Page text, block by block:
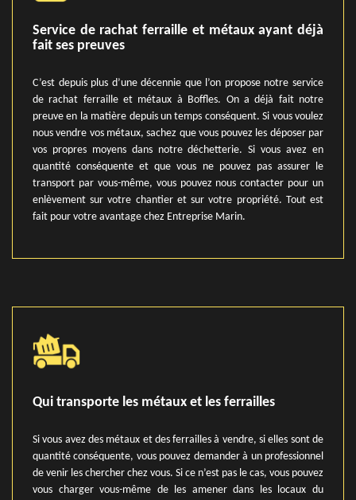
Service de rachat ferraille et métaux ayant déjà
fait ses preuves
C’est depuis plus d’une décennie que l’on propose notre service
de rachat ferraille et métaux à Boffles. On a déjà fait notre
preuve en la matière depuis un temps conséquent. Si vous voulez
nous vendre vos métaux, sachez que vous pouvez les déposer par
vos propres moyens dans notre déchetterie. Si vous avez en
quantité conséquente et que vous ne pouvez pas assurer le
transport par vous-même, vous pouvez nous contacter pour un
enlèvement sur votre chantier et sur votre propriété. Tout est
fait pour votre avantage chez Entreprise Marin.
Qui transporte les métaux et les ferrailles
Si vous avez des métaux et des ferrailles à vendre, si elles sont de
quantité conséquente, vous pouvez demander à un professionnel
de venir les chercher chez vous. Si ce n’est pas le cas, vous pouvez
vous charger vous-même de les amener dans les locaux du